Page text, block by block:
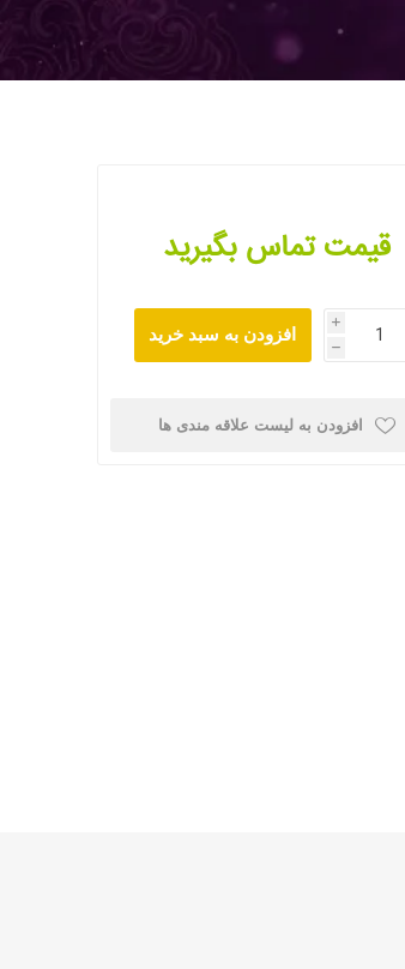
قیمت تماس بگیرید
i
h
افزودن به سبد خرید
افزودن به لیست علاقه مندی ها